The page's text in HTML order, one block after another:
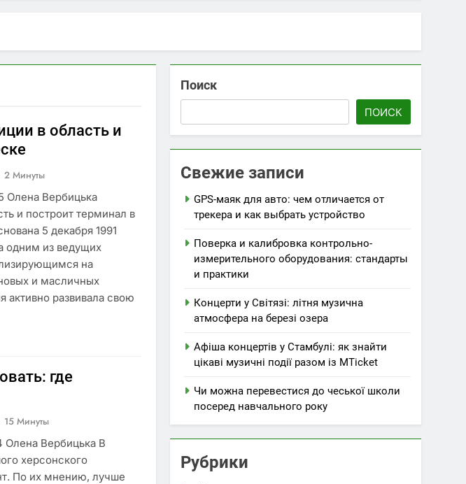
музичні події разом із MTicket
одяг, створений для комфорту та стилю
в область и
2 Минуты
Олена Вербицька
и построит терминал в
5 декабря 1991
одним из ведущих
на
и масличных
активно развивала свою
где
15 Минуты
Олена Вербицька В
херсонского
По их мнению, лучше
Поиск
ПОИСК
Свежие записи
GPS-маяк для авто: чем отличается от
трекера и как выбрать устройство
Поверка и калибровка контрольно-
измерительного оборудования: стандарты
и практики
Концерти у Світязі: літня музична
атмосфера на березі озера
Афіша концертів у Стамбулі: як знайти
цікаві музичні події разом із MTicket
Чи можна перевестися до чеської школи
посеред навчального року
Рубрики